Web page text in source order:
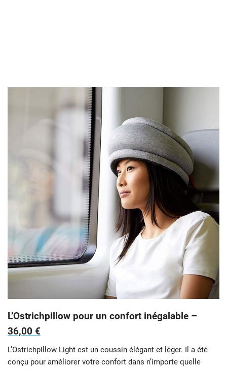
L’Ostrichpillow pour un confort inégalable –
36,00 €
L’Ostrichpillow Light est un coussin élégant et léger. Il a été
conçu pour améliorer votre confort dans n’importe quelle